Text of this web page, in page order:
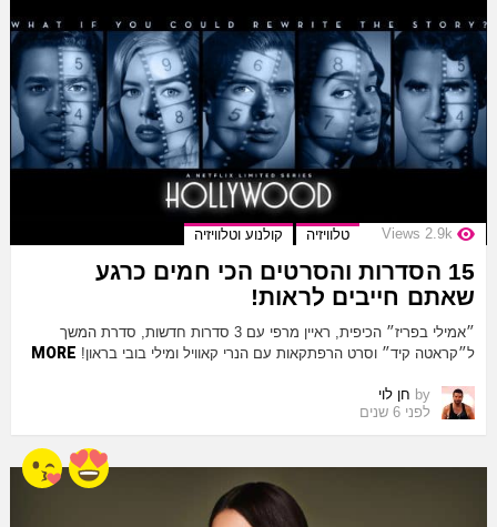
2.9k
Views טלוויזיה קולנוע וטלוויזיה
15 הסדרות והסרטים הכי חמים כרגע
שאתם חייבים לראות!
״אמילי בפריז״ הכיפית, ראיין מרפי עם 3 סדרות חדשות, סדרת המשך
ל״קראטה קיד״ וסרט הרפתקאות עם הנרי קאוויל ומילי בובי בראון! MORE
by חן לוי
לפני 6 שנים